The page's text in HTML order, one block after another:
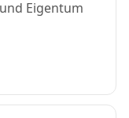
Eigentum